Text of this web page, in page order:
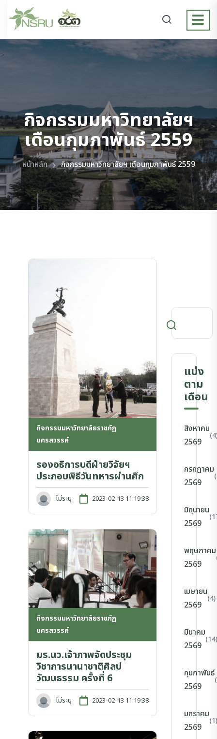
>
กิจกรรมมหาวิทยาลัยฯ
เดือนกุมภาพันธ์ 2559
หน้าหลัก กิจกรรมมหาวิทยาลัยฯ เดือนกุมภาพันธ์ 2559
กิจกรรมมหาวิทยาลัยราชภัฏ
นครสวรรค์
รองอธิการบดีฝ่ายวิจัยฯ
ประกอบพิธีวันทหารผ่านศึก
ไม่ระบุ 2023-02-13 11:19:38
กิจกรรมมหาวิทยาลัยราชภัฏ
นครสวรรค์
มร.นว.เจ้าภาพจัดประชุม
วิชาการนานาชาติศิลป
วัฒนธรรม ครั้งที่ 6
ไม่ระบุ 2023-02-13 11:19:38
แบ่ง
ตาม
เดือน
สิงหาคม
2569
กรกฎาคม
2569
มิถุนายน
2569
พฤษภาคม
2569
เมษายน
2569
(4)
มีนาคม
2569
(14)
กุมภาพันธ์
2569
มกราคม
2569
(1)